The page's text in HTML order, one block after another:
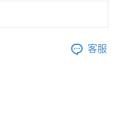
客服